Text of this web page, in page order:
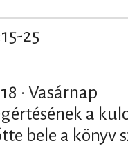
25
· Vasárnap
a
bele a könyv